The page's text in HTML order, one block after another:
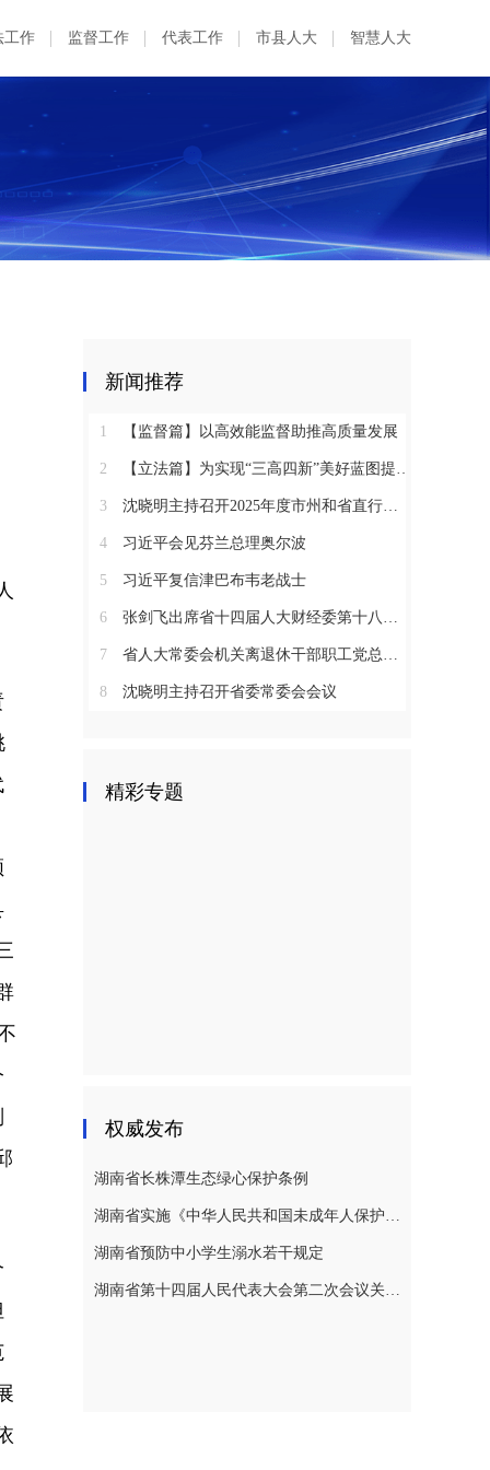
工作 监督工作 代表工作 市县人大 智慧人大
新闻推荐
1 【监督篇】以高效能监督助推高质量发展
2 【立法篇】为实现“三高四新”美好蓝图提供坚实法治保障
3 沈晓明主持召开2025年度市州和省直行业系统党（工）委书记抓基层党建工作述职评议会议
4 习近平会见芬兰总理奥尔波
5 习近平复信津巴布韦老战士
6 张剑飞出席省十四届人大财经委第十八次全体会议
7 省人大常委会机关离退休干部职工党总支召开2025年度总结表彰大会
8 沈晓明主持召开省委常委会会议
精彩专题
权威发布
湖南省长株潭生态绿心保护条例
湖南省实施《中华人民共和国未成年人保护法》若干规定
湖南省预防中小学生溺水若干规定
湖南省第十四届人民代表大会第二次会议关于湖南省人民代表大会常务委员会工作报告的决议